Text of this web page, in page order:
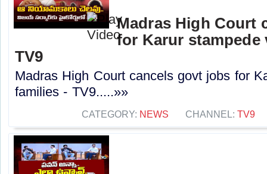
Madras High Court
for Karur
TV9
Madras High Court cancels govt jobs for
families - TV9.....»»
CATEGORY: NEWS CHANNEL: TV9